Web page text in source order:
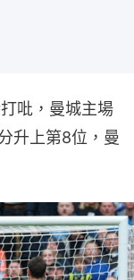
吡，曼城主場
升上第8位，曼